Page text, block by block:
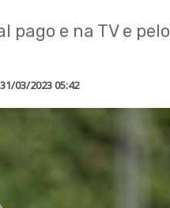
pago e na TV e pelo
31/03/2023 05:42